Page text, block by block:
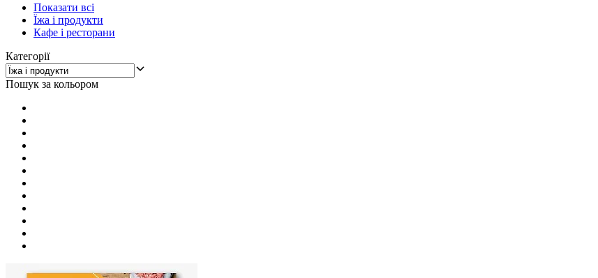
Показати всі
Їжа і продукти
Кафе і ресторани
Категорії
Пошук за кольором